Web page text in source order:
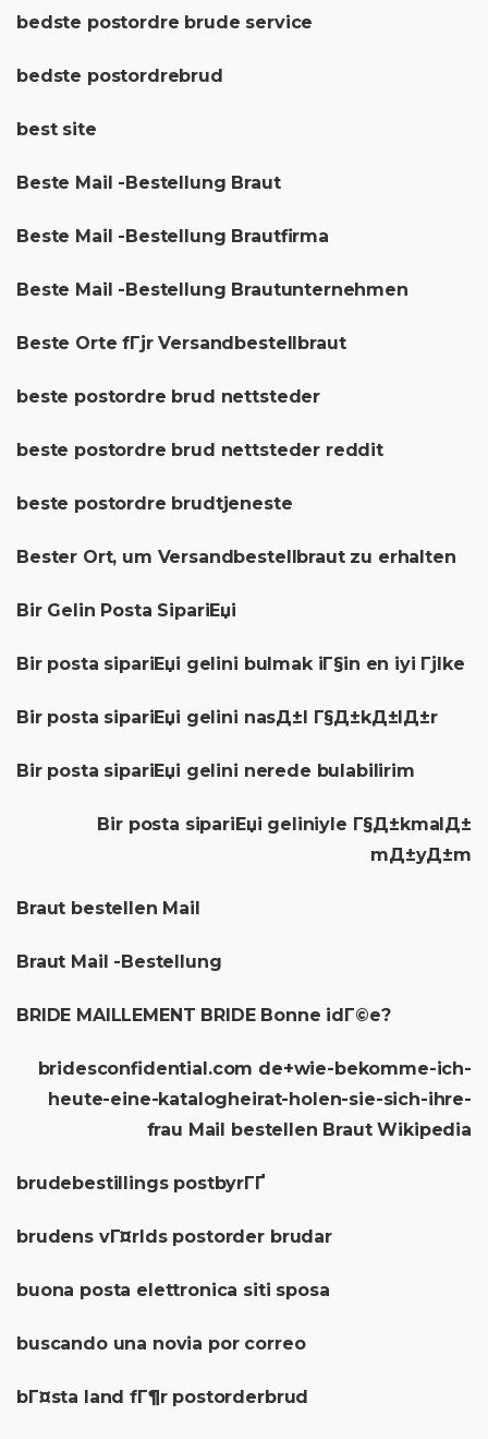
bedste postordre brude service
bedste postordrebrud
best site
Beste Mail -Bestellung Braut
Beste Mail -Bestellung Brautfirma
Beste Mail -Bestellung Brautunternehmen
Beste Orte fГјr Versandbestellbraut
beste postordre brud nettsteder
beste postordre brud nettsteder reddit
beste postordre brudtjeneste
Bester Ort, um Versandbestellbraut zu erhalten
Bir Gelin Posta SipariЕџi
Bir posta sipariЕџi gelini bulmak iГ§in en iyi Гјlke
Bir posta sipariЕџi gelini nasД±l Г§Д±kД±lД±r
Bir posta sipariЕџi gelini nerede bulabilirim
Bir posta sipariЕџi geliniyle Г§Д±kmalД±
mД±yД±m
Braut bestellen Mail
Braut Mail -Bestellung
BRIDE MAILLEMENT BRIDE Bonne idГ©e?
bridesconfidential.com de+wie-bekomme-ich-
heute-eine-katalogheirat-holen-sie-sich-ihre-
frau Mail bestellen Braut Wikipedia
brudebestillings postbyrГҐ
brudens vГ¤rlds postorder brudar
buona posta elettronica siti sposa
buscando una novia por correo
bГ¤sta land fГ¶r postorderbrud